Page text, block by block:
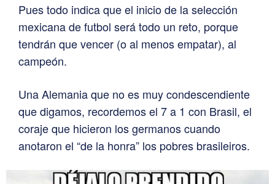
Pues todo indica que el inicio de la selección
mexicana de futbol será todo un reto, porque
tendrán que vencer (o al menos empatar), al
campeón.
Una Alemania que no es muy condescendiente
que digamos, recordemos el 7 a 1 con Brasil, el
coraje que hicieron los germanos cuando
anotaron el “de la honra” los pobres brasileiros.